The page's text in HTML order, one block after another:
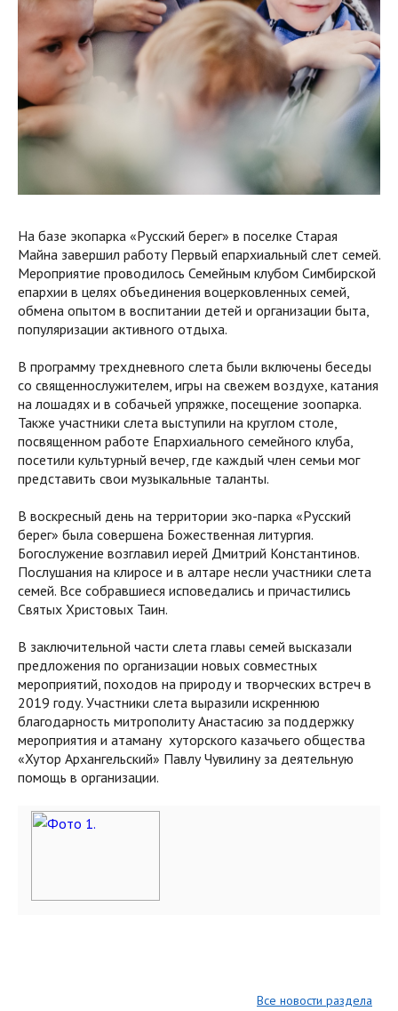
На базе экопарка «Русский берег» в поселке Старая
Майна завершил работу Первый епархиальный слет семей.
Мероприятие проводилось Семейным клубом Симбирской
епархии в целях объединения воцерковленных семей,
обмена опытом в воспитании детей и организации быта,
популяризации активного отдыха.
В программу трехдневного слета были включены беседы
со священнослужителем, игры на свежем воздухе, катания
на лошадях и в собачьей упряжке, посещение зоопарка.
Также участники слета выступили на круглом столе,
посвященном работе Епархиального семейного клуба,
посетили культурный вечер, где каждый член семьи мог
представить свои музыкальные таланты.
В воскресный день на территории эко-парка «Русский
берег» была совершена Божественная литургия.
Богослужение возглавил иерей Дмитрий Константинов.
Послушания на клиросе и в алтаре несли участники слета
семей. Все собравшиеся исповедались и причастились
Святых Христовых Таин.
В заключительной части слета главы семей высказали
предложения по организации новых совместных
мероприятий, походов на природу и творческих встреч в
2019 году. Участники слета выразили искреннюю
благодарность митрополиту Анастасию за поддержку
мероприятия и атаману хуторского казачьего общества
«Хутор Архангельский» Павлу Чувилину за деятельную
помощь в организации.
Все новости раздела